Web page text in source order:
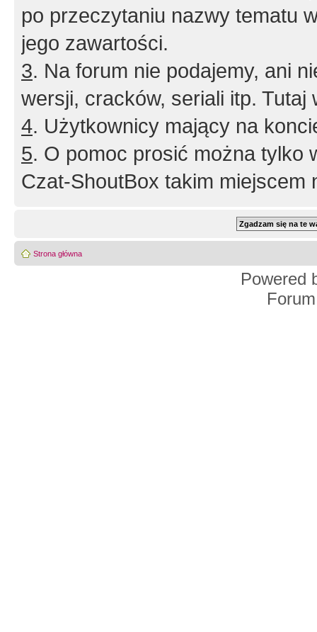
po przeczytaniu nazwy tematu
jego zawartości.
3. Na forum nie podajemy, ani
wersji, cracków, seriali itp. Tutaj
4. Użytkownicy mający na
5. O pomoc prosić można tylko
Czat-ShoutBox takim miejscem
Strona główna
Powered